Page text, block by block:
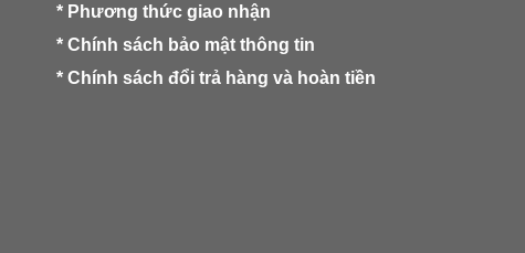
* Phương thức giao nhận
* Chính sách bảo mật thông tin
* Chính sách đổi trả hàng và hoàn tiền